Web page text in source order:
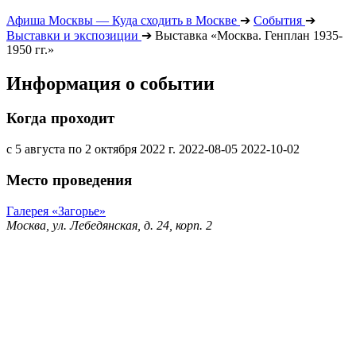
Афиша Москвы — Куда сходить в Москве ➔ События ➔
Выставки и экспозиции ➔ Выставка «Москва. Генплан 1935-
1950 гг.»
Информация о событии
Когда проходит
с 5 августа по 2 октября 2022 г. 2022-08-05 2022-10-02
Место проведения
Галерея «Загорье»
Москва, ул. Лебедянская, д. 24, корп. 2